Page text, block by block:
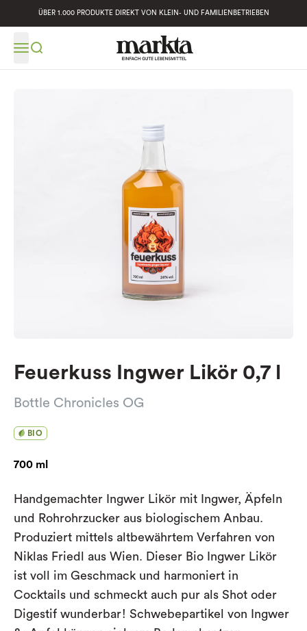
ÜBER 1.000 PRODUKTE DIREKT VON KLEIN- UND FAMILIENBETRIEBEN
Feuerkuss Ingwer Likör 0,7 l
Bottle Chronicles OG
BIO
700 ml
Handgemachter Ingwer Likör mit Ingwer, Äpfeln
und Rohrohrzucker aus biologischem Anbau.
Produziert mittels altbewährtem Verfahren von
Niklas Friedl aus Wien. Dieser Bio Ingwer Likör
ist voll im Geschmack und harmoniert in
Cocktails und schmeckt auch pur als Shot oder
Digestif wunderbar! Schwebepartikel von Ingwer